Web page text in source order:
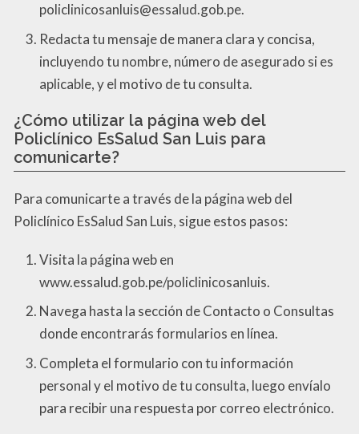
policlinicosanluis@essalud.gob.pe.
Redacta tu mensaje de manera clara y concisa,
incluyendo tu nombre, número de asegurado si es
aplicable, y el motivo de tu consulta.
¿Cómo utilizar la página web del
Policlínico EsSalud San Luis para
comunicarte?
Para comunicarte a través de la página web del
Policlínico EsSalud San Luis, sigue estos pasos:
Visita la página web en
www.essalud.gob.pe/policlinicosanluis.
Navega hasta la sección de Contacto o Consultas
donde encontrarás formularios en línea.
Completa el formulario con tu información
personal y el motivo de tu consulta, luego envíalo
para recibir una respuesta por correo electrónico.